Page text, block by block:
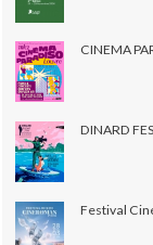
CINEMA
DINARD
Festival